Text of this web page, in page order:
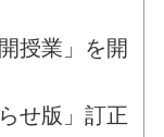
授業」を開
せ版」訂正